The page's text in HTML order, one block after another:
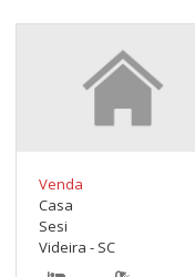
Venda
Casa
Sesi
Videira - SC